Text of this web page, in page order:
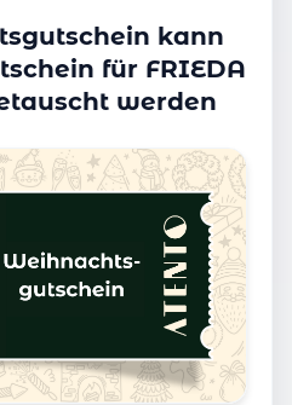
kann
für FRIEDA
werden